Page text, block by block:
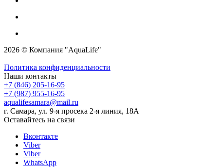
2026 © Компания "AquaLife"
Политика конфиденциальности
Наши контакты
+7 (846) 205-16-95
+7 (987) 955-16-95
aqualifesamara@mail.ru
г. Самара, ул. 9-я просека 2-я линия, 18А
Оставайтесь на связи
Вконтакте
Viber
Viber
WhatsApp